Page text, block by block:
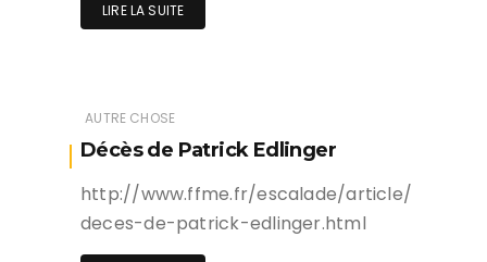
LIRE LA SUITE
AUTRE CHOSE
Décès de Patrick Edlinger
http://www.ffme.fr/escalade/article/
deces-de-patrick-edlinger.html